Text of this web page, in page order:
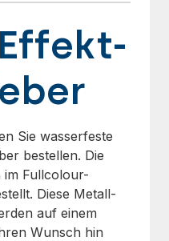
Sie wasserfeste
bestellen. Die
Fullcolour-
Diese Metall-
auf einem
Wunsch hin